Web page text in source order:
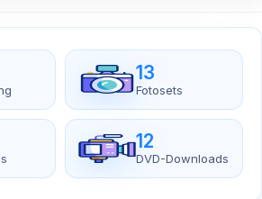
13
Fotosets
12
DVD-Downloads